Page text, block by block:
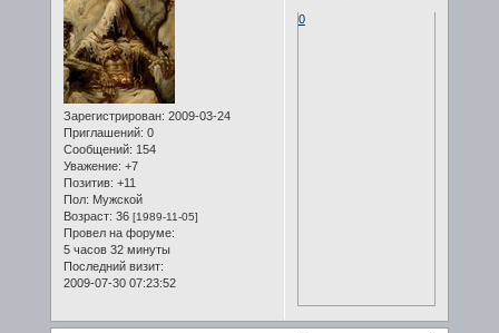
Зарегистрирован: 2009-03-24
Приглашений: 0
Сообщений: 154
Уважение: +7
Позитив: +11
Пол: Мужской
Возраст: 36 [1989-11-05]
Провел на форуме:
5 часов 32 минуты
Последний визит:
2009-07-30 07:23:52
0